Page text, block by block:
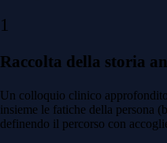
1
Raccolta della storia
Un colloquio clinico
insieme le fatiche della persona
definendo il percorso con